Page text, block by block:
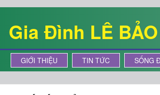
Gia Đình LÊ
GIỚI THIỆU TIN TỨC SỐNG